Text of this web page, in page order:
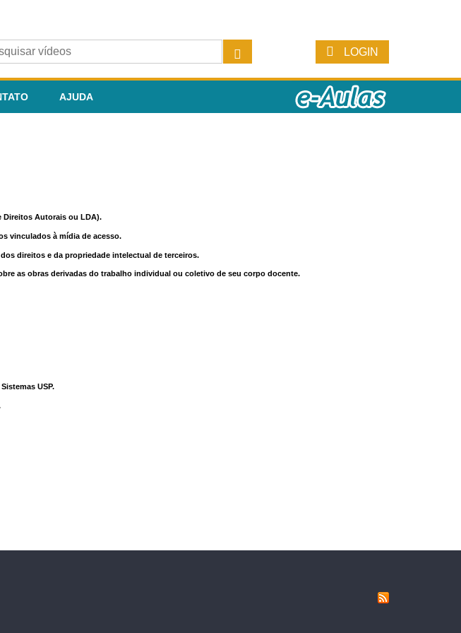
LOGIN
AJUDA
Direitos Autorais ou LDA).
vinculados à mídia de acesso.
direitos e da propriedade intelectual de terceiros.
as obras derivadas do trabalho individual ou coletivo de seu corpo docente.
USP.